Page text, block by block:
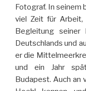
Fotograf. In seinem
viel Zeit für Arbeit,
Begleitung seiner
Deutschlands und
er die
und ein Jahr
Budapest. Auch an